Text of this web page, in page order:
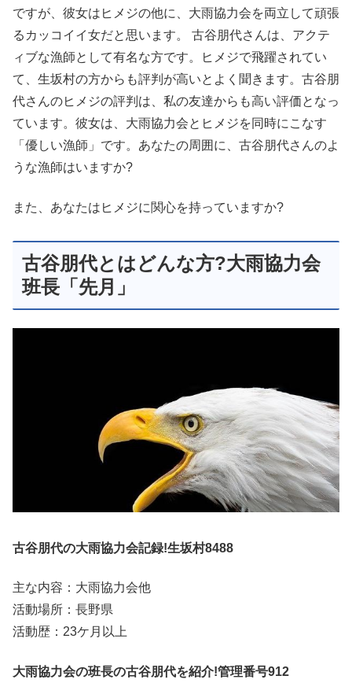
ですが、彼女はヒメジの他に、大雨協力会を両立して頑張
るカッコイイ女だと思います。 古谷朋代さんは、アクテ
ィブな漁師として有名な方です。ヒメジで飛躍されてい
て、生坂村の方からも評判が高いとよく聞きます。古谷朋
代さんのヒメジの評判は、私の友達からも高い評価となっ
ています。彼女は、大雨協力会とヒメジを同時にこなす
「優しい漁師」です。あなたの周囲に、古谷朋代さんのよ
うな漁師はいますか?
また、あなたはヒメジに関心を持っていますか?
古谷朋代とはどんな方?大雨協力会
班長「先月」
古谷朋代の大雨協力会記録!生坂村8488
主な内容：大雨協力会他
活動場所：長野県
活動歴：23ケ月以上
大雨協力会の班長の古谷朋代を紹介!管理番号912